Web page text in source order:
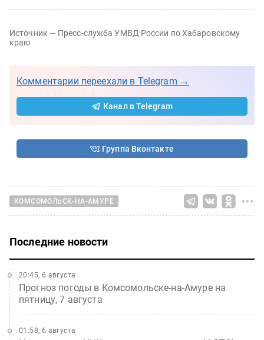
Источник — Пресс-служба УМВД России по Хабаровскому
краю
Комментарии переехали в Telegram →
Канал в Telegram
Группа Вконтакте
КОМСОМОЛЬСК-НА-АМУРЕ
Последние новости
Прогноз погоды в Комсомольске-на-Амуре на
пятницу, 7 августа
20:45, 6 августа
01:58, 6 августа